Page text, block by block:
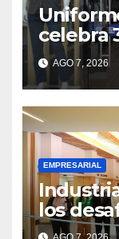
celebra
nacional
AGO 7, 2026
EMPRESARIAL
los